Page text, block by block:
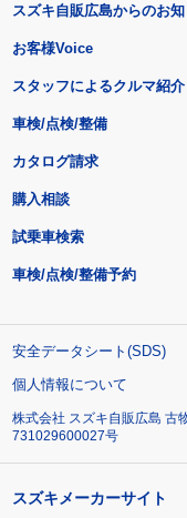
スズキ自販広島からのお
お客様Voice
スタッフによるクルマ紹介
車検/点検/整備
カタログ請求
購入相談
試乗車検索
車検/点検/整備予約
安全データシート(SDS)
個人情報について
株式会社 スズキ自販広島 古
731029600027号
スズキメーカーサイト